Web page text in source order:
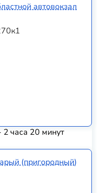
автовокзал
часа 20 минут
(пригородный)